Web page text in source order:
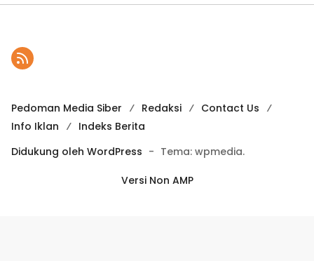
Pedoman Media Siber Redaksi
Contact Us
Info Iklan
Indeks Berita
Didukung oleh WordPress - Tema: wpmedia.
Versi Non AMP